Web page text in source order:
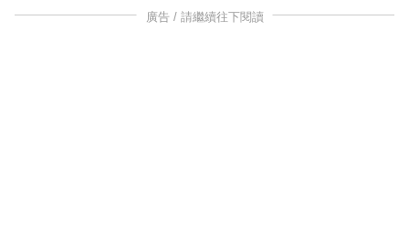
廣告 / 請繼續往下閱讀